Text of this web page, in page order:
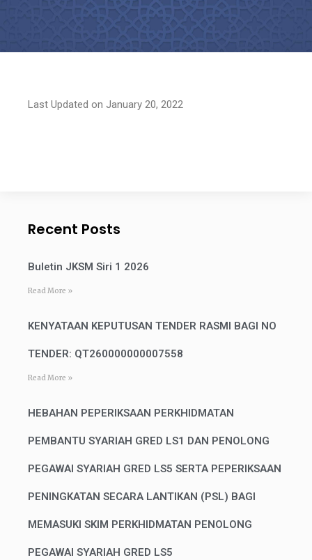
Last Updated on January 20, 2022
Recent Posts
Buletin JKSM Siri 1 2026
Read More »
KENYATAAN KEPUTUSAN TENDER RASMI BAGI NO
TENDER: QT260000000007558
Read More »
HEBAHAN PEPERIKSAAN PERKHIDMATAN
PEMBANTU SYARIAH GRED LS1 DAN PENOLONG
PEGAWAI SYARIAH GRED LS5 SERTA PEPERIKSAAN
PENINGKATAN SECARA LANTIKAN (PSL) BAGI
MEMASUKI SKIM PERKHIDMATAN PENOLONG
PEGAWAI SYARIAH GRED LS5